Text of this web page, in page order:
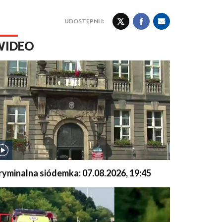
UDOSTĘPNIJ:
siódemka: 07.08.2026, 19:45